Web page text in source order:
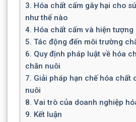
3. Hóa chất cấm gây hại cho
như thế nào
4. Hóa chất cấm và hiện
5. Tác động đến môi trường
6. Quy định pháp luật về hóa
chăn nuôi
7. Giải pháp hạn chế hóa chất
nuôi
8. Vai trò của doanh nghiệp
9. Kết luận